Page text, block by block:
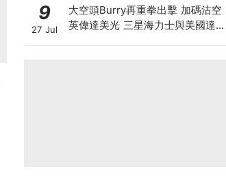
9
27 Jul
大空頭Burry再重拳出擊 加碼沽空
英偉達美光 三星海力士與美國達成